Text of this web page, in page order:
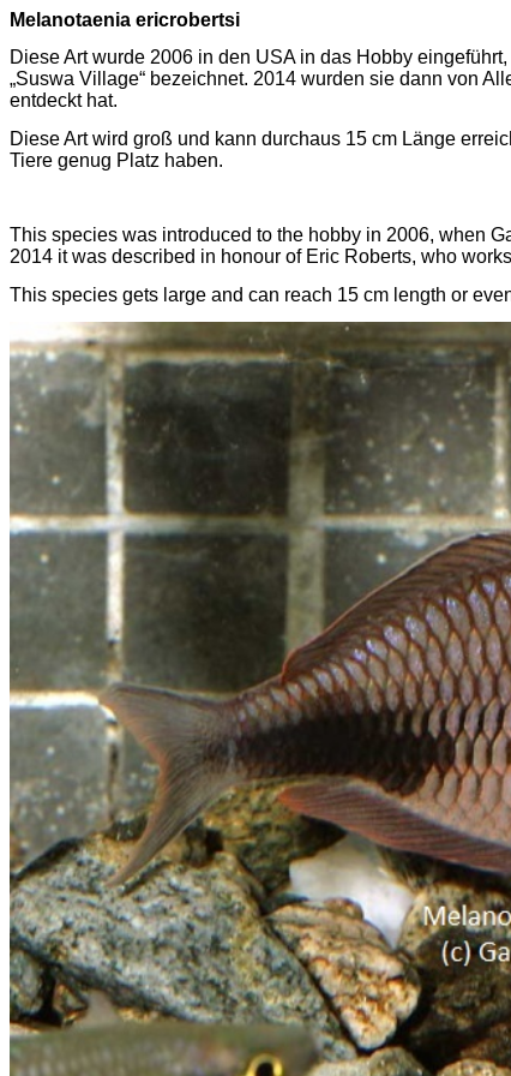
Melanotaenia ericrobertsi
Diese Art wurde 2006 in den USA in das Hobby
„Suswa Village“ bezeichnet. 2014 wurden sie dann von
entdeckt hat.
Diese Art wird groß und kann durchaus 15 cm Länge
Tiere genug Platz haben.
This species was introduced to the hobby in 2006, when
2014 it was described in honour of Eric Roberts, who
This species gets large and can reach 15 cm length or